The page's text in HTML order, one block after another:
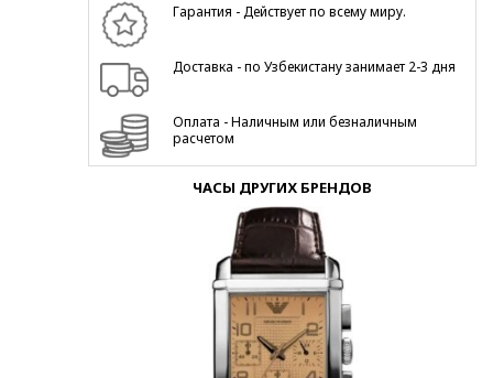
Гарантия - Действует по всему миру.
Доставка - по Узбекистану занимает 2-3 дня
Оплата - Наличным или безналичным
расчетом
ЧАСЫ ДРУГИХ БРЕНДОВ